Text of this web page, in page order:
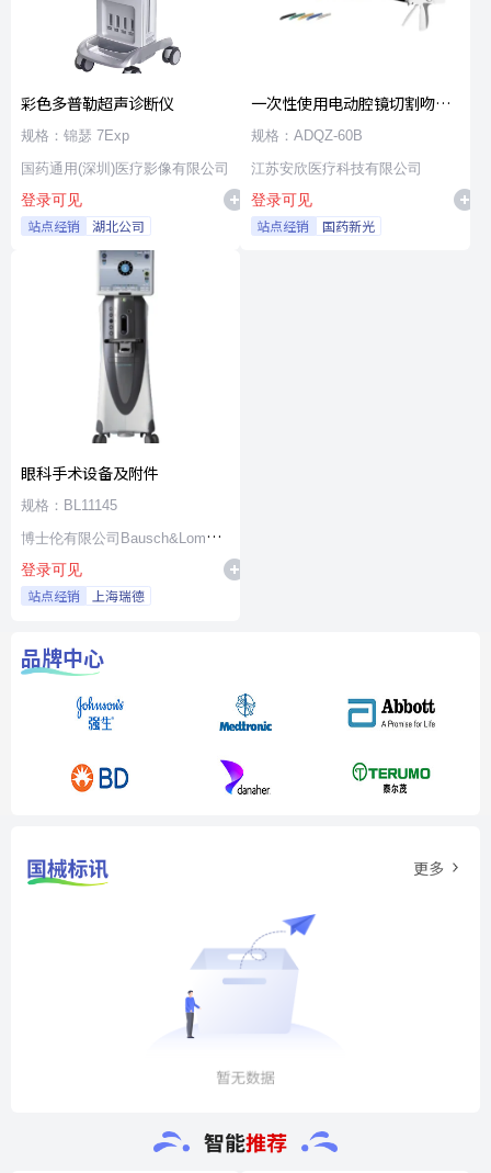
彩色多普勒超声诊断仪
规格：锦瑟 7Exp
国药通用(深圳)医疗影像有限公司
登录可见
站点经销 湖北公司
一次性使用电动腔镜切割吻合
器及组件
规格：ADQZ-60B
江苏安欣医疗科技有限公司
登录可见
站点经销 国药新光
眼科手术设备及附件
规格：BL11145
博士伦有限公司Bausch&Lomb
Incorporated
登录可见
站点经销 上海瑞德
品牌中心